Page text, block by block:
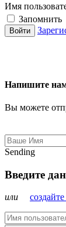
Имя
Запомнить
Напишите
Вы можете
Sending
Введите
или